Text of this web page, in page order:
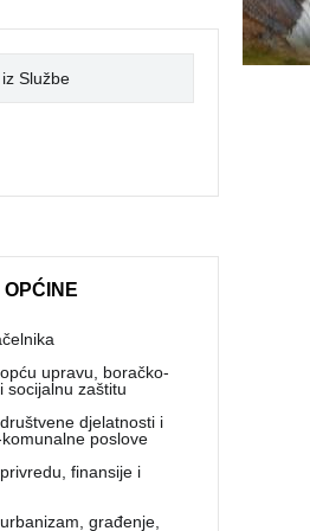
Službe
upravu, boračko-
socijalnu zaštitu
djelatnosti i
poslove
finansije i
građenje,